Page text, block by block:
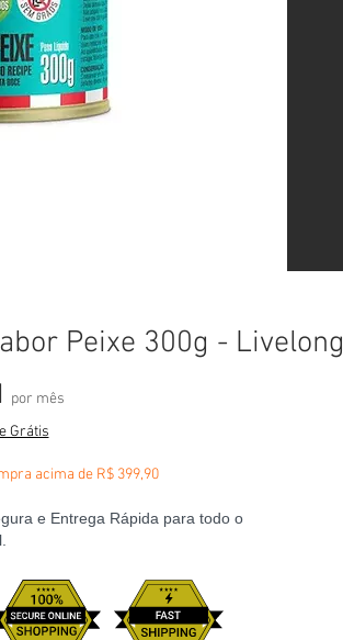
Peixe 300g - Livelong
Preço
por mês
Grátis
acima de R$ 399,90
e Entrega Rápida para todo o